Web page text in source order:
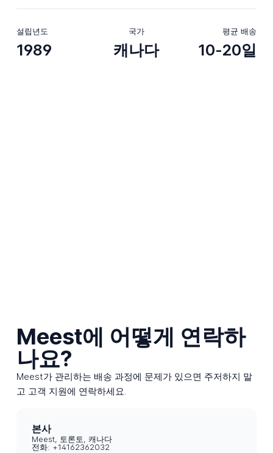
설립년도
1989
국가
캐나다
평균 배송
10-20일
Meest에 어떻게 연락하
나요?
Meest가 관리하는 배송 과정에 문제가 있으면 주저하지 말
고 고객 지원에 연락하세요.
본사
Meest, 토론토, 캐나다
전화: +14162362032